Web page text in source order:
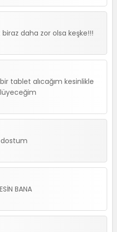
daha zor olsa keşke!!!
tablet alıcağım kesinlikle
BANA